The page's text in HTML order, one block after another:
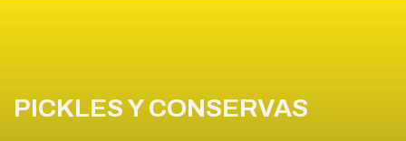
PICKLES Y CONSERVAS